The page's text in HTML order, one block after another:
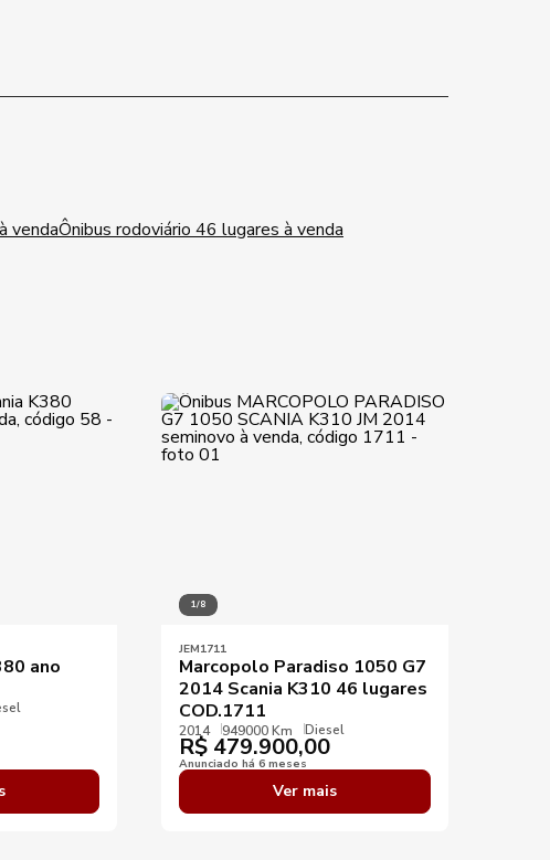
vendaÔnibus rodoviário 46 lugares à venda
ano
1/8
JEM1711
Marcopolo Paradiso 1050 G7
2014 Scania K310 46 lugares
COD.1711
2014 949000 Km Diesel
R$ 479.900,00
Anunciado há 6 meses
Ver mais